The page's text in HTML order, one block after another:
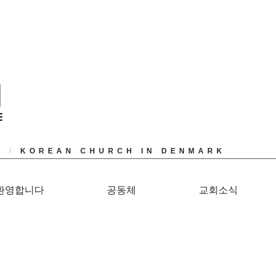
/ KOREAN CHURCH IN DENMARK
영합니다 공동체 교회소식